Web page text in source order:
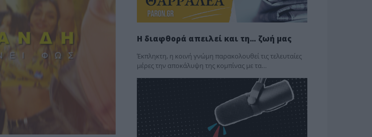
Η διαφθορά απειλεί και τη… ζωή μας
Έκπληκτη, η κοινή γνώμη παρακολουθεί τις τελευταίες
μέρες την αποκάλυψη της κο­μπίνας με τα…